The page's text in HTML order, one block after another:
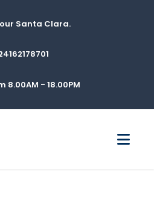
Santa Clara.
8.00AM - 18.00PM